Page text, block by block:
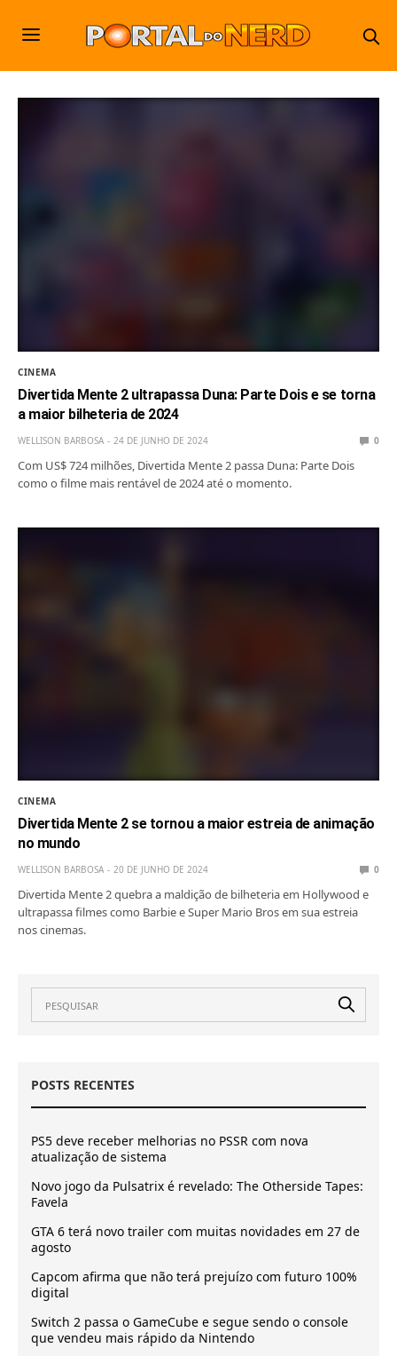
CINEMA
Divertida Mente 2 ultrapassa Duna: Parte Dois e se torna
a maior bilheteria de 2024
WELLISON BARBOSA 24 DE JUNHO DE 2024 0
Com US$ 724 milhões, Divertida Mente 2 passa Duna: Parte Dois
como o filme mais rentável de 2024 até o momento.
CINEMA
Divertida Mente 2 se tornou a maior estreia de animação
no mundo
WELLISON BARBOSA 20 DE JUNHO DE 2024 0
Divertida Mente 2 quebra a maldição de bilheteria em Hollywood e
ultrapassa filmes como Barbie e Super Mario Bros em sua estreia
nos cinemas.
POSTS RECENTES
PS5 deve receber melhorias no PSSR com nova
atualização de sistema
Novo jogo da Pulsatrix é revelado: The Otherside Tapes:
Favela
GTA 6 terá novo trailer com muitas novidades em 27 de
agosto
Capcom afirma que não terá prejuízo com futuro 100%
digital
Switch 2 passa o GameCube e segue sendo o console
que vendeu mais rápido da Nintendo